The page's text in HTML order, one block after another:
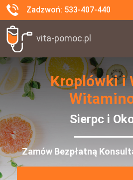
Zadzwoń: 533-407-440
vita-pomoc.pl
Kroplówki i
Sierpc i
Zamów Bezpłatną